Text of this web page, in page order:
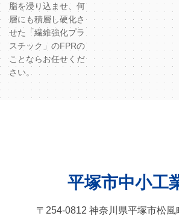
脂を浸り込ませ、何
層にも積層し硬化さ
せた「繊維強化プラ
スチック」のFPRの
ことならお任せくだ
さい。
平塚市中小工
〒254-0812 神奈川県平塚市松